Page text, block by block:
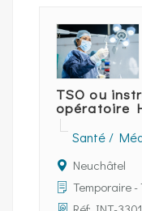
TSO ou
opératoire
Santé /
Neuchâtel
Temporaire -